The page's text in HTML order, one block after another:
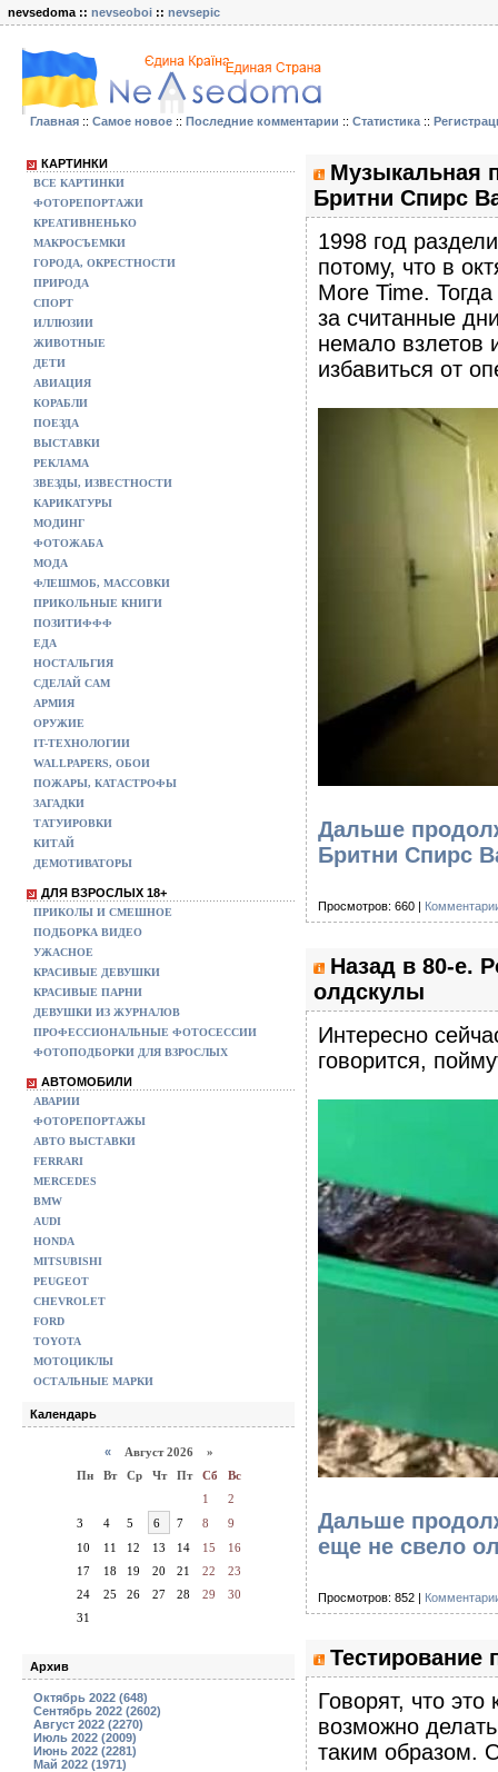
nevsedoma :: nevseoboi :: nevsepic
Главная :: Самое новое :: Последние комментарии :: Статистика ::
КАРТИНКИ
ВСЕ КАРТИНКИ
ФОТОРЕПОРТАЖИ
КРЕАТИВНЕНЬКО
МАКРОСЪЕМКИ
ГОРОДА, ОКРЕСТНОСТИ
ПРИРОДА
СПОРТ
ИЛЛЮЗИИ
ЖИВОТНЫЕ
ДЕТИ
АВИАЦИЯ
КОРАБЛИ
ПОЕЗДА
ВЫСТАВКИ
РЕКЛАМА
ЗВЕЗДЫ, ИЗВЕСТНОСТИ
КАРИКАТУРЫ
МОДИНГ
ФОТОЖАБА
МОДА
ФЛЕШМОБ, МАССОВКИ
ПРИКОЛЬНЫЕ КНИГИ
ПОЗИТИФФФ
ЕДА
НОСТАЛЬГИЯ
СДЕЛАЙ САМ
АРМИЯ
ОРУЖИЕ
IT-ТЕХНОЛОГИИ
WALLPAPERS, ОБОИ
ПОЖАРЫ, КАТАСТРОФЫ
ЗАГАДКИ
ТАТУИРОВКИ
КИТАЙ
ДЕМОТИВАТОРЫ
ДЛЯ ВЗРОСЛЫХ 18+
ПРИКОЛЫ И СМЕШНОЕ
ПОДБОРКА ВИДЕО
УЖАСНОЕ
КРАСИВЫЕ ДЕВУШКИ
КРАСИВЫЕ ПАРНИ
ДЕВУШКИ ИЗ ЖУРНАЛОВ
ПРОФЕССИОНАЛЬНЫЕ ФОТОСЕССИИ
ФОТОПОДБОРКИ ДЛЯ ВЗРОСЛЫХ
АВТОМОБИЛИ
АВАРИИ
ФОТОРЕПОРТАЖЫ
АВТО ВЫСТАВКИ
FERRARI
MERCEDES
BMW
AUDI
HONDA
MITSUBISHI
PEUGEOT
CHEVROLET
FORD
TOYOTA
МОТОЦИКЛЫ
ОСТАЛЬНЫЕ МАРКИ
Календарь
« Август 2026 »
Пн
Вт Ср Чт Пт Сб
Вс
1
2
3
4 5 6 7 8
9
10
11 12 13 14 15
16
17
18 19 20 21 22
23
24
25 26 27 28 29
30
31
Архив
Октябрь 2022 (648)
Сентябрь 2022 (2602)
Август 2022 (2270)
Июль 2022 (2009)
Июнь 2022 (2281)
Май 2022 (1971)
Музыкальная
Бритни Спирс
1998 год
потому, что в
More Time.
за считанные
немало взлетов
избавиться от
Дальше
Бритни Спирс
Просмотров: 660 |
Назад в 80-е.
олдскулы
Интересно
говорится,
Дальше
еще не свело
Просмотров: 852 |
Тестирование
Говорят, что
возможно
таким образом.